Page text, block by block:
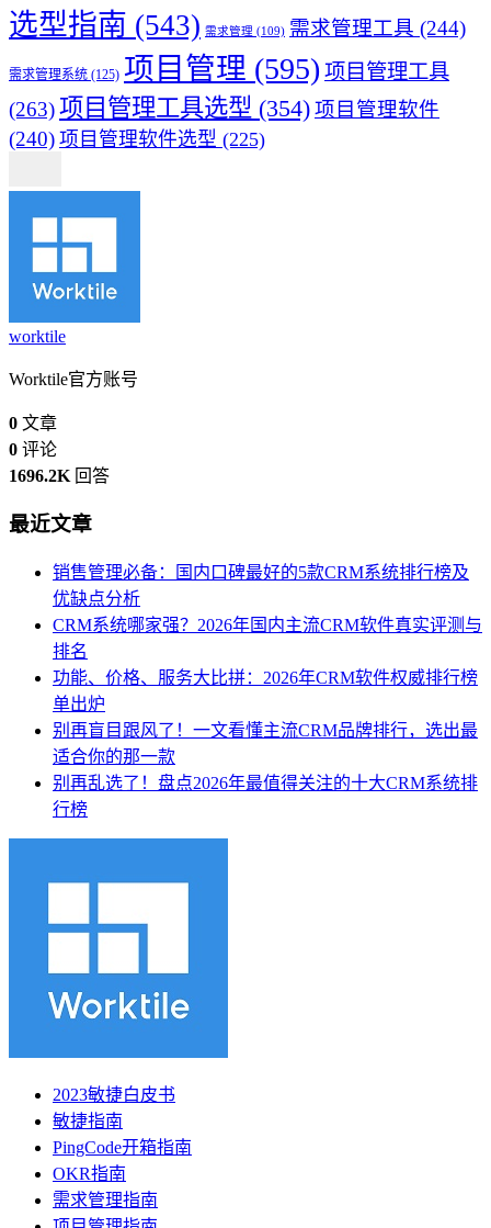
选型指南 (543) 需求管理 (109) 需求管理工具 (244)
需求管理系统 (125) 项目管理 (595) 项目管理工具
(263)项目管理工具选型 (354) 项目管理软件
(240) 项目管理软件选型 (225)
worktile
Worktile官方账号
0 文章
0 评论
1696.2K 回答
最近文章
销售管理必备：国内口碑最好的5款CRM系统排行榜及
优缺点分析
CRM系统哪家强？2026年国内主流CRM软件真实评测与
排名
功能、价格、服务大比拼：2026年CRM软件权威排行榜
单出炉
别再盲目跟风了！一文看懂主流CRM品牌排行，选出最
适合你的那一款
别再乱选了！盘点2026年最值得关注的十大CRM系统排
行榜
2023敏捷白皮书
敏捷指南
PingCode开箱指南
OKR指南
需求管理指南